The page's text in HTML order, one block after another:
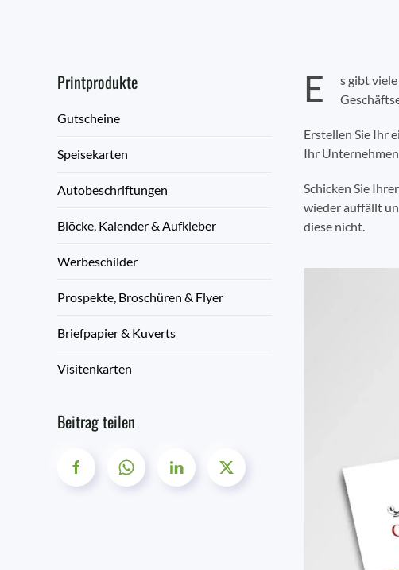
E
s gibt
Erstellen Sie Ihr
Ihr
Schicken Sie
wieder auffällt
diese nicht.
Printprodukte
Gutscheine
Speisekarten
Autobeschriftungen
Blöcke, Kalender & Aufkleber
Werbeschilder
Prospekte, Broschüren & Flyer
Briefpapier & Kuverts
Visitenkarten
Beitrag teilen